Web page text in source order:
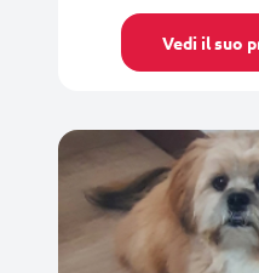
Vedi il suo